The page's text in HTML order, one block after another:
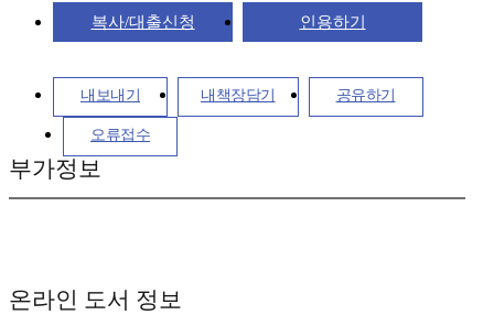
복사/대출신청 인용하기
내보내기 내책장담기 공유하기
오류접수
부가정보
온라인 도서 정보